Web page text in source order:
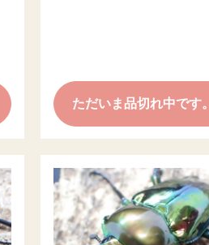
ただいま品切れ中です。